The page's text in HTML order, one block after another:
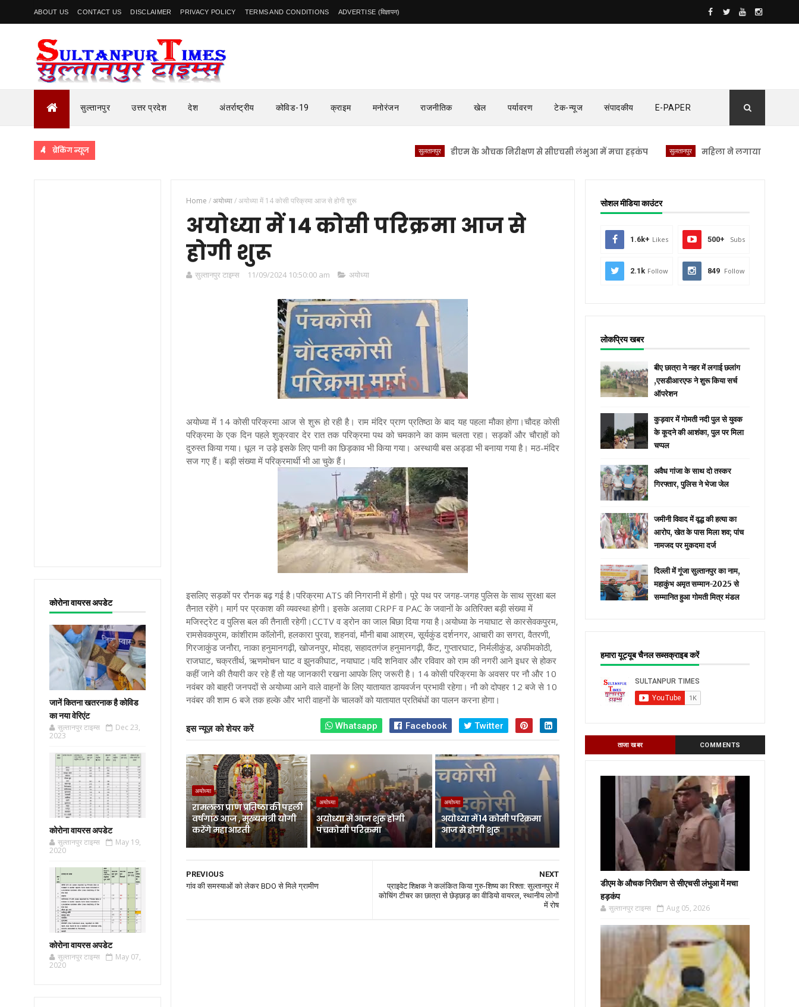
ABOUT US CONTACT US DISCLAIMER PRIVACY POLICY TERMS AND CONDITIONS ADVERTISE (विज्ञापन)
सुल्तानपुर उत्तर प्रदेश देश अंतर्राष्ट्रीय कोविड-19 क्राइम मनोरंजन राजनीतिक खेल पर्यावरण टेक-न्यूज संपादकीय E-PAPER
ब्रेकिंग न्यूज डीएम के औचक निरीक्षण से सीएचसी लंभुआ में मचा हड़कंप सुलतानपुर महिला ने लगाया यौन उत्पीड़न का
कोरोना वायरस अपडेट
जानें कितना खतरनाक है कोविड
का नया वेरिएंट
सुल्तानपुर टाइम्स
Dec 23,
2023
कोरोना वायरस अपडेट
सुल्तानपुर टाइम्स
May 19,
2020
कोरोना वायरस अपडेट
सुल्तानपुर टाइम्स
May 07,
2020
Home /अयोध्या/अयोध्या में 14 कोसी परिक्रमा आज से होगी शुरू
अयोध्या में 14 कोसी परिक्रमा आज से
होगी शुरू
सुल्तानपुर टाइम्स 11/09/2024 10:50:00 am अयोध्या
अयोध्या में 14 कोसी परिक्रमा आज से शुरू हो रही है। राम मंदिर प्राण प्रतिष्ठा के बाद यह पहला मौका होगा।चौदह कोसी
परिक्रमा के एक दिन पहले शुक्रवार देर रात तक परिक्रमा पथ को चमकाने का काम चलता रहा। सड़कों और चौराहों को
दुरुस्त किया गया। धूल न उड़े इसके लिए पानी का छिड़काव भी किया गया। अस्थायी बस अड्डा भी बनाया गया है। मठ-मंदिर
सज गए हैं। बड़ी संख्या में परिक्रमार्थी भी आ चुके हैं।
इसलिए सड़कों पर रौनक बढ़ गई है।परिक्रमा ATS की निगरानी में होगी। पूरे पथ पर जगह-जगह पुलिस के साथ सुरक्षा बल
तैनात रहेंगे। मार्ग पर प्रकाश की व्यवस्था होगी। इसके अलावा CRPF व PAC के जवानों के अतिरिक्त बड़ी संख्या में
मजिस्ट्रेट व पुलिस बल की तैनाती रहेगी।CCTV व ड्रोन का जाल बिछा दिया गया है।अयोध्या के नयाघाट से कारसेवकपुरम,
रामसेवकपुरम, कांशीराम कॉलोनी, हलकारा पुरवा, शहनवां, मौनी बाबा आश्रम, सूर्यकुंड दर्शनगर, आचारी का सगरा, वैतरणी,
गिरजाकुंड जनौरा, नाका हनुमानगढ़ी, खोजनपुर, मोदहा, सहादतगंज हनुमानगढ़ी, कैंट, गुप्तारघाट, निर्मलीकुंड, अफीमकोठी,
राजघाट, चक्रतीर्थ, ऋणमोचन घाट व झुनकीघाट, नयाघाट।यदि शनिवार और रविवार को राम की नगरी आने इधर से होकर
कहीं जाने की तैयारी कर रहे हैं तो यह जानकारी रखना आपके लिए जरूरी है। 14 कोसी परिक्रमा के अवसर पर नौ और 10
नवंबर को बाहरी जनपदों से अयोध्या आने वाले वाहनों के लिए यातायात डायवर्जन प्रभावी रहेगा। नौ को दोपहर 12 बजे से 10
नवंबर की शाम 6 बजे तक हल्के और भारी वाहनों के चालकों को यातायात प्रतिबंधों का पालन करना होगा।
इस न्यूज़ को शेयर करें Whatsapp Facebook Twitter
अयोध्या
रामलला प्राण प्रतिष्ठा की पहली
वर्षगांठ आज , मुख्यमंत्री योगी
करेंगे महाआरती
अयोध्या
अयोध्या में आज शुरू होगी
पंचकोसी परिक्रमा
अयोध्या
अयोध्या में 14 कोसी परिक्रमा
आज से होगी शुरू
NEXT
प्राइवेट शिक्षक ने कलंकित किया गुरु-शिष्य का रिश्ता: सुल्तानपुर में
कोचिंग टीचर का छात्रा से छेड़छाड़ का वीडियो वायरल, स्थानीय लोगों
में रोष
PREVIOUS
गांव की समस्याओं को लेकर BDO से मिले ग्रामीण
सोशल मीडिया काउंटर
1.6k+ Likes 500+ Subs
2.1k Follow 849 Follow
लोकप्रिय खबर
बीए छात्रा ने नहर में लगाई छलांग
,एसडीआरएफ ने शुरू किया सर्च
ऑपरेशन
कुड़वार में गोमती नदी पुल से युवक
के कूदने की आशंका, पुल पर मिला
चप्पल
अवैध गांजा के साथ दो तस्कर
गिरफ्तार, पुलिस ने भेजा जेल
जमीनी विवाद में वृद्ध की हत्या का
आरोप, खेत के पास मिला शव; पांच
नामजद पर मुकदमा दर्ज
दिल्ली में गूंजा सुल्तानपुर का नाम,
महाकुंभ अमृत सम्मान-2025 से
सम्मानित हुआ गोमती मित्र मंडल
हमारा यूट्यूब चैनल सब्सक्राइब करें
ताजा खबर COMMENTS
डीएम के औचक निरीक्षण से सीएचसी लंभुआ में मचा
हड़कंप
सुल्तानपुर टाइम्स Aug 05, 2026